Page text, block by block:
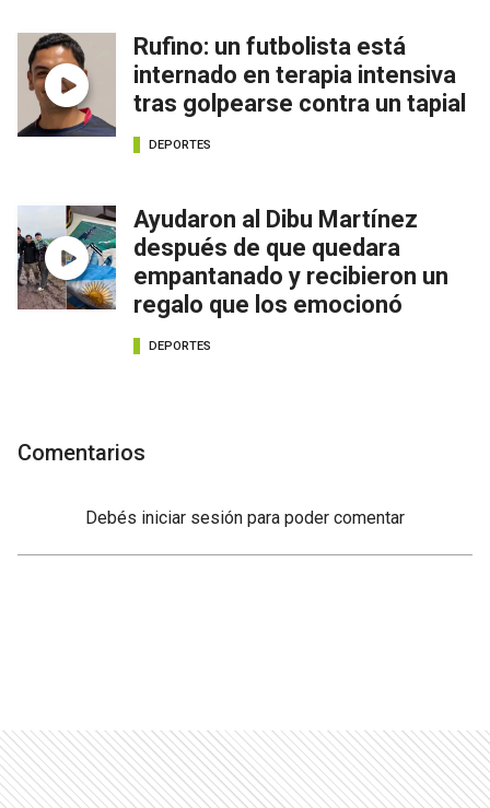
Rufino: un futbolista está
internado en terapia intensiva
tras golpearse contra un tapial
DEPORTES
Ayudaron al Dibu Martínez
después de que quedara
empantanado y recibieron un
regalo que los emocionó
DEPORTES
Comentarios
Debés iniciar sesión para poder comentar